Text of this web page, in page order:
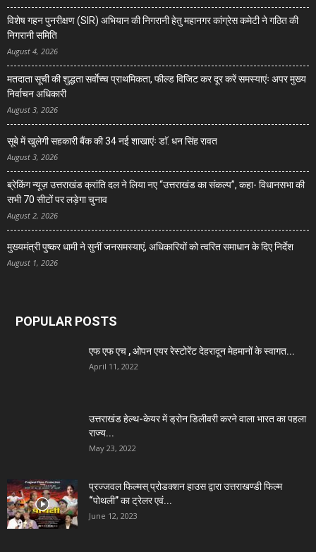
विशेष गहन पुनरीक्षण (SIR) अभियान की निगरानी हेतु महानगर कांग्रेस कमेटी ने गठित की
निगरानी समिति
August 4, 2026
मतदाता सूची की शुद्धता सर्वाेच्च प्राथमिकता, फील्ड विजिट कर दूर करें समस्याएंः अपर मुख्य
निर्वाचन अधिकारी
August 3, 2026
सूबे में खुलेगी सहकारी बैंक की 34 नई शाखाएंः डाॅ. धन सिंह रावत
August 3, 2026
ब्रेकिंग न्यूज़ उत्तराखंड क्रांति दल ने लिया नए “उत्तराखंड का संकल्प”, कहा- विधानसभा की
सभी 70 सीटों पर लड़ेगा चुनाव
August 2, 2026
मुख्यमंत्री पुष्कर धामी ने सुनीं जनसमस्याएं, अधिकारियों को त्वरित समाधान के दिए निर्देश
August 1, 2026
POPULAR POSTS
एफ एफ एच , ओपन एयर रेस्टोरेंट देहरादून मेहमानों के स्वागत...
April 11, 2022
उत्तराखंड हेल्थ-केयर में ड्रोन डिलीवरी करने वाला भारत का पहला
राज्य...
May 23, 2022
प्रज्जवल फिल्मस् प्रोडक्शन हाउस द्वारा उत्तराखण्डी फिल्म
“पोथली” का ट्रेलर एवं...
June 12, 2023